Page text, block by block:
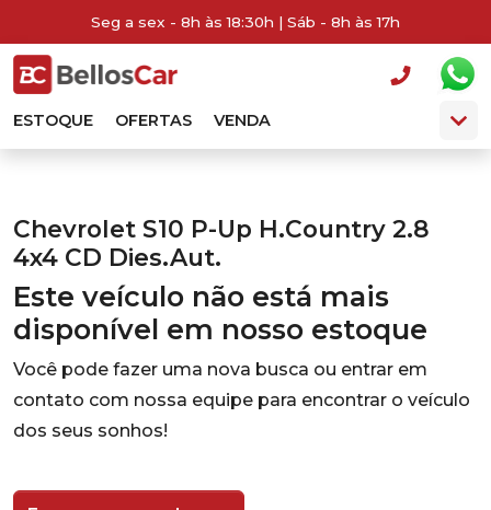
Seg a sex - 8h às 18:30h | Sáb - 8h às 17h
ESTOQUE OFERTAS VENDA
Chevrolet S10 P-Up H.Country 2.8
4x4 CD Dies.Aut.
Este veículo não está mais
disponível em nosso estoque
Você pode fazer uma nova busca ou entrar em
contato com nossa equipe para encontrar o veículo
dos seus sonhos!